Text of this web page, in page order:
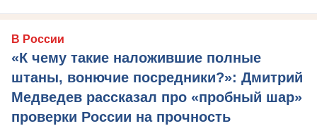
В России
«К чему такие наложившие полные
штаны, вонючие посредники?»: Дмитрий
Медведев рассказал про «пробный шар»
проверки России на прочность